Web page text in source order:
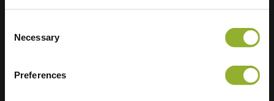
Selection
Necessary
Preferences